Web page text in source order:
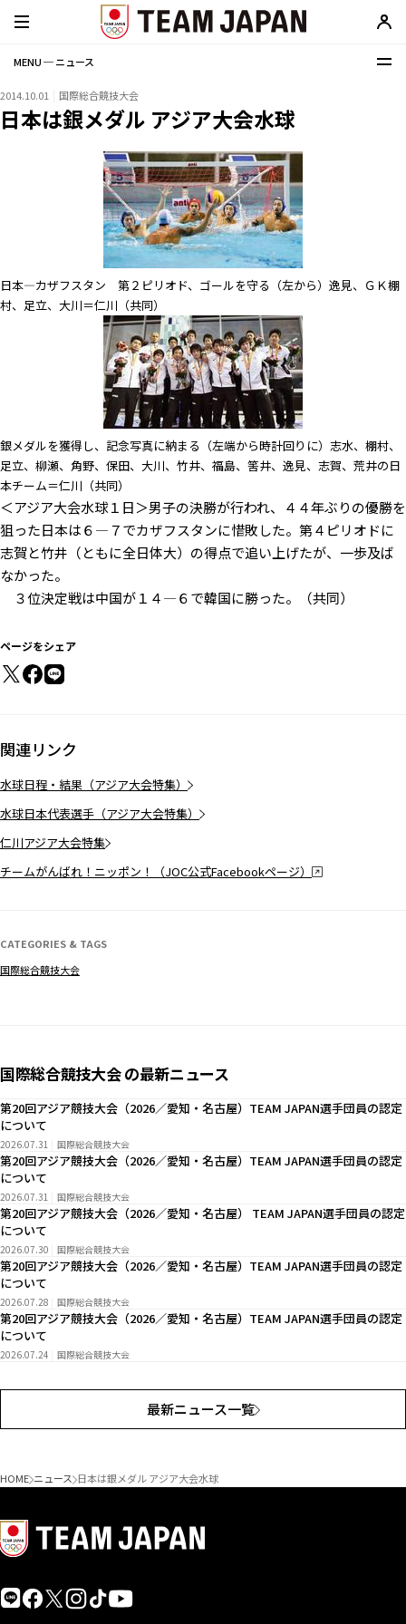
MENU ─ ニュース
2014.10.01 国際総合競技大会
日本は銀メダル アジア大会水球
日本―カザフスタン 第２ピリオド、ゴールを守る（左から）逸見、ＧＫ棚
村、足立、大川＝仁川（共同）
銀メダルを獲得し、記念写真に納まる（左端から時計回りに）志水、棚村、
足立、柳瀬、角野、保田、大川、竹井、福島、筈井、逸見、志賀、荒井の日
本チーム＝仁川（共同）
＜アジア大会水球１日＞男子の決勝が行われ、４４年ぶりの優勝を
狙った日本は６―７でカザフスタンに惜敗した。第４ピリオドに
志賀と竹井（ともに全日体大）の得点で追い上げたが、一歩及ば
なかった。
３位決定戦は中国が１４―６で韓国に勝った。（共同）
ページをシェア
関連リンク
水球日程・結果（アジア大会特集）
水球日本代表選手（アジア大会特集）
仁川アジア大会特集
チームがんばれ！ニッポン！（JOC公式Facebookページ）
CATEGORIES & TAGS
国際総合競技大会
国際総合競技大会 の最新ニュース
第20回アジア競技大会（2026／愛知・名古屋）TEAM JAPAN選手団員の認定
について
2026.07.31 国際総合競技大会
第20回アジア競技大会（2026／愛知・名古屋）TEAM JAPAN選手団員の認定
について
2026.07.31 国際総合競技大会
第20回アジア競技大会（2026／愛知・名古屋） TEAM JAPAN選手団員の認定
について
2026.07.30 国際総合競技大会
第20回アジア競技大会（2026／愛知・名古屋）TEAM JAPAN選手団員の認定
について
2026.07.28 国際総合競技大会
第20回アジア競技大会（2026／愛知・名古屋）TEAM JAPAN選手団員の認定
について
2026.07.24 国際総合競技大会
最新ニュース一覧
HOME ニュース 日本は銀メダル アジア大会水球